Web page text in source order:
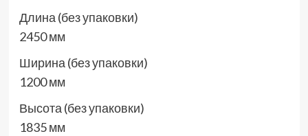
Длина (без упаковки)
2450 мм
Ширина (без упаковки)
1200 мм
Высота (без упаковки)
1835 мм